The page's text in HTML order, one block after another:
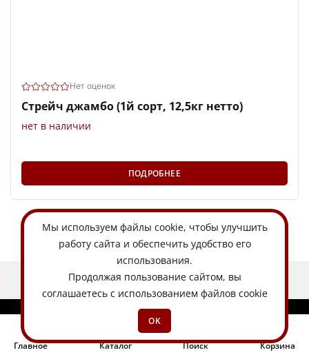
Главное Каталог Поиск Корзина
Нет оценок
Стрейч джамбо (1й сорт, 12,5кг нетто)
нет в наличии
ПОДРОБНЕЕ
ЕСТЬ ИДЕЯ?
Мы используем файлы cookie, чтобы улучшить
работу сайта и обеспечить удобство его
использования.
Продолжая пользование сайтом, вы
соглашаетесь с использованием файлов cookie
OK